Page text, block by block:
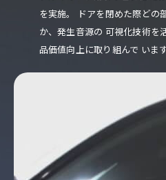
を実施。
ドアを閉めた際どの
か、発生音源の 可視化技術を
品価値向上に取り組んで います